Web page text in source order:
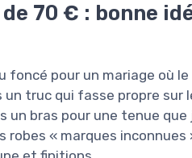
70 € : bonne
foncé pour un mariage où
truc qui fasse propre sur
bras pour une tenue
robes « marques